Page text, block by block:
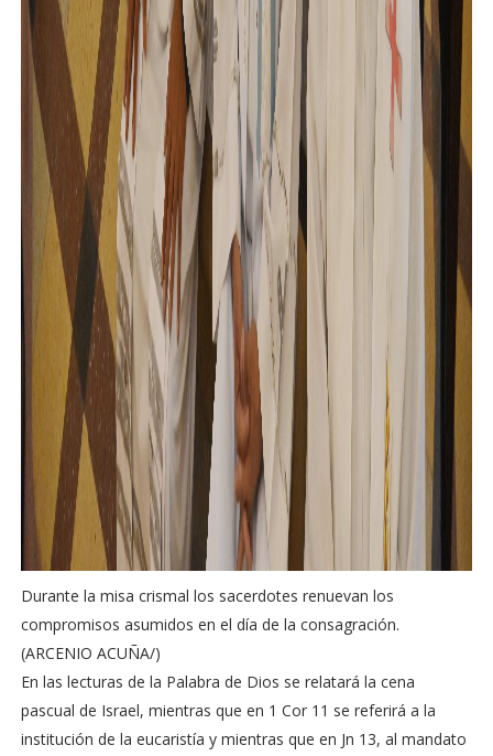
Durante la misa crismal los sacerdotes renuevan los
compromisos asumidos en el día de la consagración.
(ARCENIO ACUÑA/)
En las lecturas de la Palabra de Dios se relatará la cena
pascual de Israel, mientras que en 1 Cor 11 se referirá a la
institución de la eucaristía y mientras que en Jn 13, al mandato